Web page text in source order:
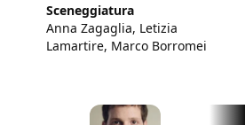
Sceneggiatura
Anna Zagaglia, Letizia
Lamartire, Marco Borromei